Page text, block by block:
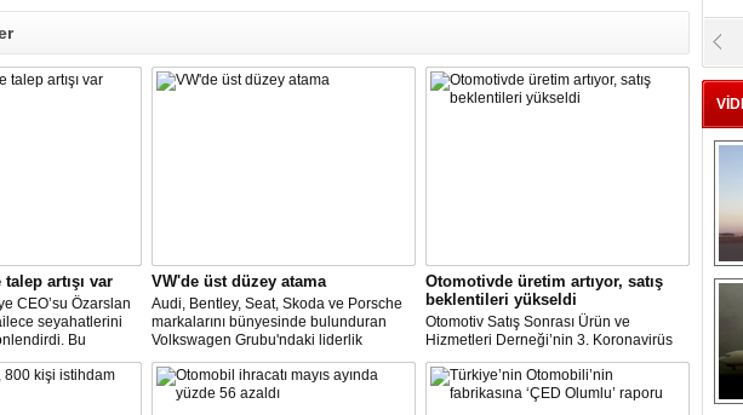
artışı var
CEO’su Özarslan
seyahatlerini
Bu
ve kişi sayısı,
tipli araç
göre yüzde 60’a
VW'de üst düzey atama
Audi, Bentley, Seat, Skoda ve Porsche
markalarını bünyesinde bulunduran
Volkswagen Grubu'ndaki liderlik
değişiminin şirketin güçlü işçi
temsilcileriyle maliyet indirimini
müzakere etmeye çalıştığı bir zamanda
Otomotivde üretim artıyor, satış
beklentileri yükseldi
Otomotiv Satış Sonrası Ürün ve
Hizmetleri Derneği’nin 3. Koronavirüs
Etki Araştırması’na göre; üretime devam
eden şirketlerin oranı yükselişe geçti.
Ara veren şirketler ise bu ay